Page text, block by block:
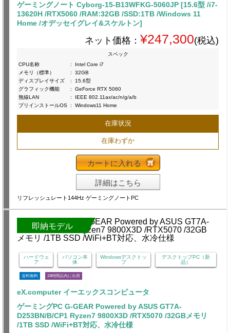
ゲーミングノート Cyborg-15-B13WFKG-5060JP [15.6型 /i7-
13620H /RTX5060 /RAM:32GB /SSD:1TB /Windows 11
Home /オデッセイグレイ&スケルトン]
ネット価格： ¥247,300(税込)
スペック
CPU名称
:
Intel Core i7
メモリ（標準）
:
32GB
ディスプレイサイズ
:
15.6型
グラフィック機能
:
GeForce RTX 5060
無線LAN
:
IEEE 802.11ax/ac/n/g/a/b
プリインストールOS : Windows11 Home
在庫状況
在庫わずか
カートに入れる
詳細はこちら
リフレッシュレート144Hz ゲーミングノートPC
即納モデル
ハードウェ
ア
パソコン本
体
Windowsデスクトッ
プ
デスクトップPC（新
品）
送料無料 24時間以内に出荷
eX.computer イーエックスコンピュータ
ゲーミングPC G-GEAR Powered by ASUS GT7A-
D253BN/B/CP1 Ryzen7 9800X3D /RTX5070 /32GBメモリ
/1TB SSD /WiFi+BT対応、水冷仕様